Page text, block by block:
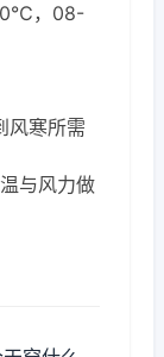
，08-
风寒所需
与风力做